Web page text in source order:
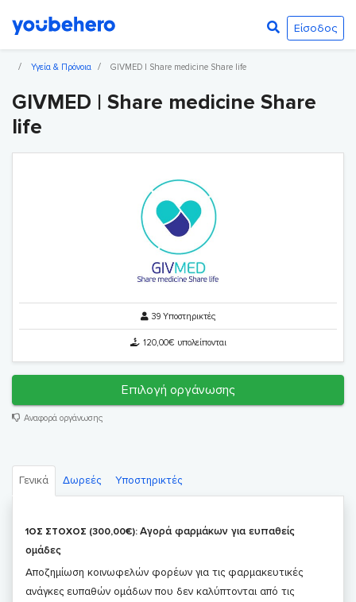
Είσοδος
Υγεία & Πρόνοια GIVMED | Share medicine Share life
GIVMED | Share medicine Share
life
39 Υποστηρικτές
120,00€ υπολείπονται
Επιλογή οργάνωσης
Αναφορά οργάνωσης
Γενικά Δωρεές Υποστηρικτές
1ΟΣ ΣΤΟΧΟΣ (300,00€): Αγορά φαρμάκων για ευπαθείς
ομάδες
Αποζημίωση κοινωφελών φορέων για τις φαρμακευτικές
ανάγκες ευπαθών ομάδων που δεν καλύπτονται από τις